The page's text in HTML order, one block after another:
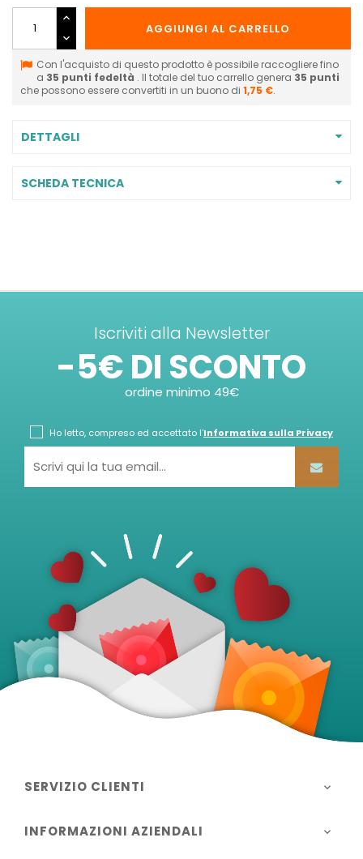
AGGIUNGI AL CARRELLO
Con l'acquisto di questo prodotto è possibile raccogliere fino
a 35 punti fedeltà . Il totale del tuo carrello genera 35 punti
che possono essere convertiti in un buono di 1,75 €.
DETTAGLI
SCHEDA TECNICA
Iscriviti alla Newsletter
-5€ DI SCONTO
ordine minimo 49€
Ho letto, compreso ed accettato l'Informativa sulla Privacy
SERVIZIO CLIENTI 
INFORMAZIONI AZIENDALI 